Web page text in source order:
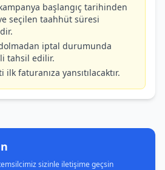
başlangıç tarihinden
seçilen taahhüt süresi
iptal durumunda
tahsil edilir.
faturanıza yansıtılacaktır.
sizinle iletişime geçsin